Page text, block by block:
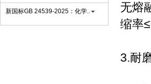
新国标GB 24539-2025：化学..
无熔
缩率
3.耐